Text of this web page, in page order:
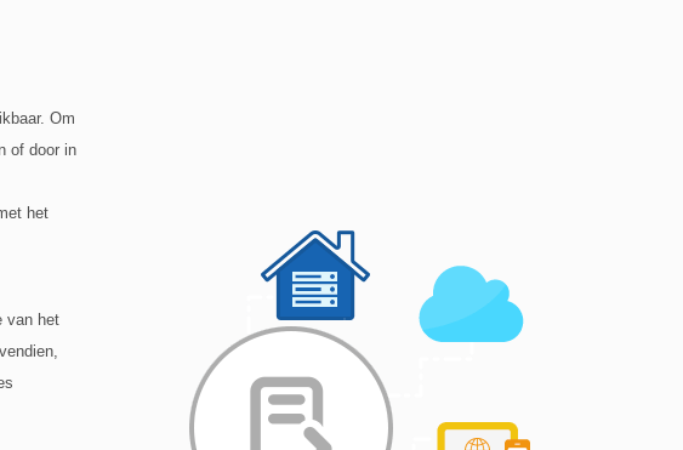
Om
of door in
het
van het